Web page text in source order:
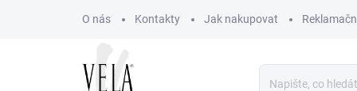
O nás Kontakty Jak nakupovat